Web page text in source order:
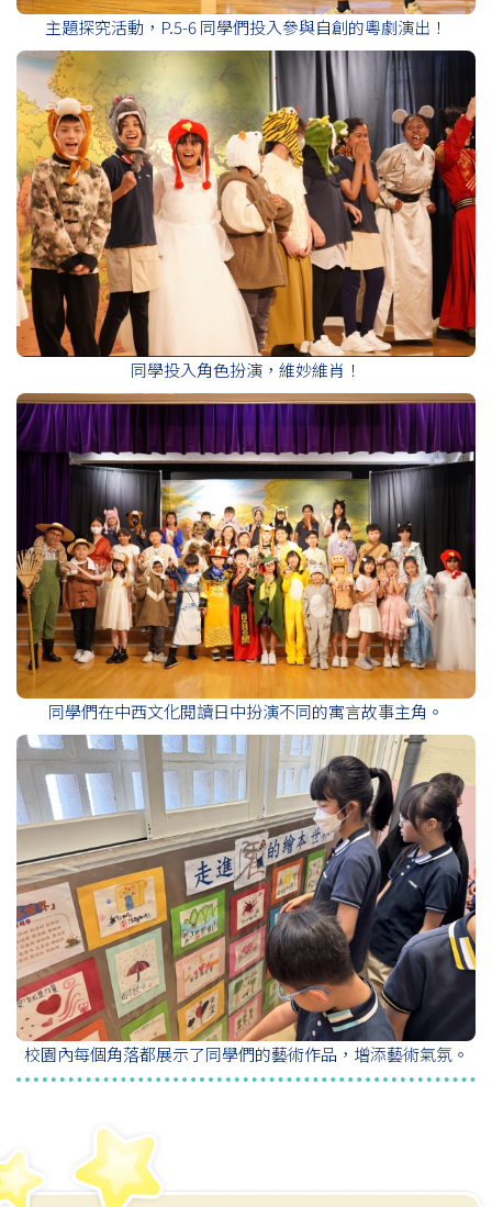
主題探究活動，P.5-6 同學們投入參與自創的粵劇演出！
同學投入角色扮演，維妙維肖！
同學們在中西文化閱讀日中扮演不同的寓言故事主角。
校園內每個角落都展示了同學們的藝術作品，增添藝術氣氛。